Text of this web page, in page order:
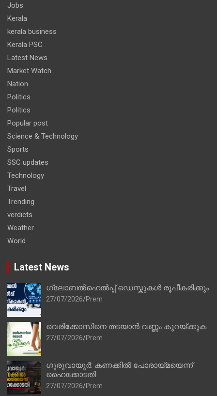
Jobs
Kerala
kerala business
Kerala PSC
Latest News
Market Watch
Nation
Politics
Politics
Popular post
Science & Technology
Sports
SSC updates
Technology
Travel
Trending
verdicts
Weather
World
Latest News
ഗ്ലോബൽഹെൽപ്പ് ഡെസ്കുകൾ രൂപീകരിക്കും
27/07/2026 Prem
വെരിക്കോസിനെ തടയാൻ വണ്ണം കുറയ്ക്കുക
27/07/2026 Prem
ഗുരുവായൂർ: കണക്കിൽ പോരായ്മയെന്ന്
ഹൈക്കോടതി
27/07/2026 Prem